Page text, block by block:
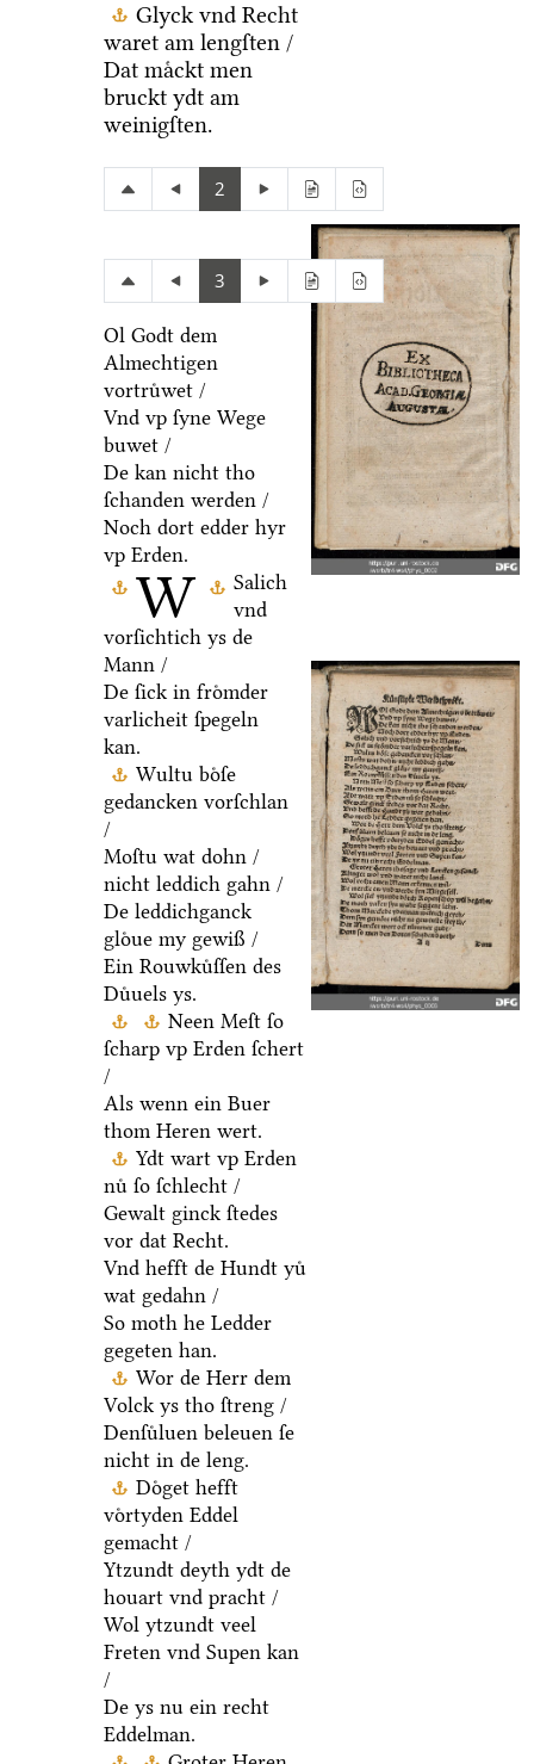
Glyck vnd Recht
waret am lengſten /
Dat maͤckt men
bruckt ydt am
weinigſten.
2
3
W
Ol Godt dem
Almechtigen
vortruͤwet /
Vnd vp ſyne Wege
buwet /
De kan nicht tho
ſchanden werden /
Noch dort edder hyr
vp Erden.
Salich
vnd
vorſichtich ys de
Mann /
De ſick in froͤmder
varlicheit ſpegeln
kan.
Wultu boͤſe
gedancken vorſchlan
/
Moſtu wat dohn /
nicht leddich gahn /
De leddichganck
gloͤue my gewiß /
Ein Rouwkuͤſſen des
Duͤuels ys.
Neen Meſt ſo
ſcharp vp Erden ſchert
/
Als wenn ein Buer
thom Heren wert.
Ydt wart vp Erden
nuͤ ſo ſchlecht /
Gewalt ginck ſtedes
vor dat Recht.
Vnd hefft de Hundt yuͤ
wat gedahn /
So moth he Ledder
gegeten han.
Wor de Herr dem
Volck ys tho ſtreng /
Denſuͤluen beleuen ſe
nicht in de leng.
Doͤget hefft
voͤrtyden Eddel
gemacht /
Ytzundt deyth ydt de
houart vnd pracht /
Wol ytzundt veel
Freten vnd Supen kan
/
De ys nu ein recht
Eddelman.